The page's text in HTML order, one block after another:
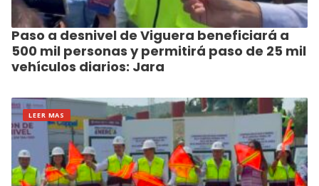
Paso a desnivel de Viguera beneficiará a
500 mil personas y permitirá paso de 25 mil
vehículos diarios: Jara
LEER MAS